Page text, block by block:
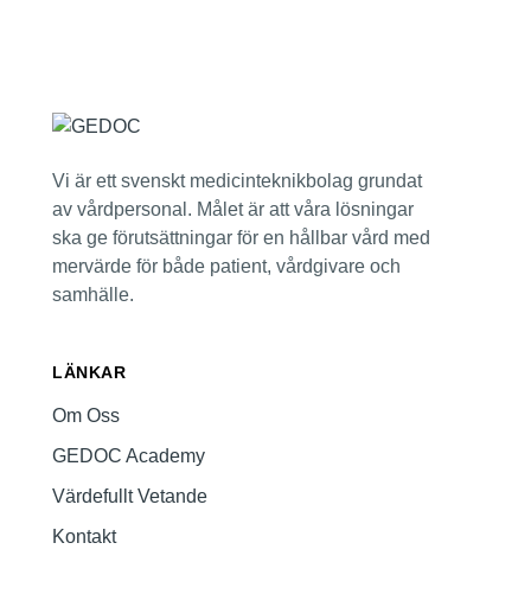
Vi är ett svenskt medicinteknikbolag grundat
av vårdpersonal. Målet är att våra lösningar
ska ge förutsättningar för en hållbar vård med
mervärde för både patient, vårdgivare och
samhälle.
LÄNKAR
Om Oss
GEDOC Academy
Värdefullt Vetande
Kontakt